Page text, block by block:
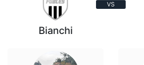
VS
Bianchi